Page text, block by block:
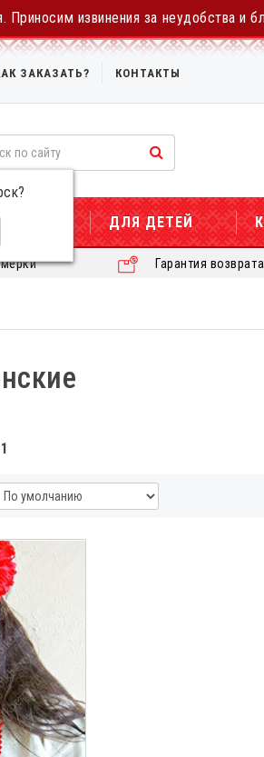
Приносим извинения за неудобства и
ЗАКАЗАТЬ? КОНТАКТЫ
?
ДЛЯ ДЕТЕЙ
Гарантия возврата